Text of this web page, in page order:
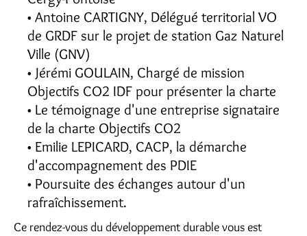
Antoine CARTIGNY, Délégué territorial VO
de GRDF sur le projet de station Gaz Naturel
Ville (GNV)
Jérémi GOULAIN, Chargé de mission
Objectifs CO2 IDF pour présenter la charte
Le témoignage d'une entreprise signataire
de la charte Objectifs CO2
Emilie LEPICARD, CACP, la démarche
d'accompagnement des PDIE
Poursuite des échanges autour d'un
rafraîchissement.
Ce rendez-vous du développement durable vous est